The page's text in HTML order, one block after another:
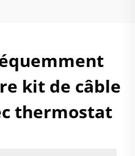
kit de câble
thermostat